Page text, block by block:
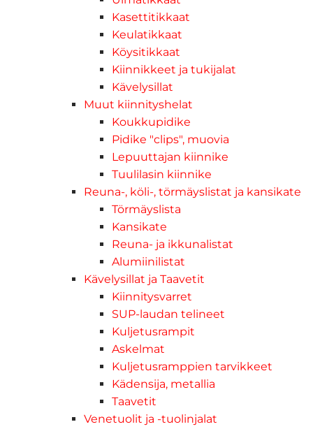
Kasettitikkaat
Keulatikkaat
Köysitikkaat
Kiinnikkeet ja tukijalat
Kävelysillat
Muut kiinnityshelat
Koukkupidike
Pidike "clips", muovia
Lepuuttajan kiinnike
Tuulilasin kiinnike
Reuna-, köli-, törmäyslistat ja kansikate
Törmäyslista
Kansikate
Reuna- ja ikkunalistat
Alumiinilistat
Kävelysillat ja Taavetit
Kiinnitysvarret
SUP-laudan telineet
Kuljetusrampit
Askelmat
Kuljetusramppien tarvikkeet
Kädensija, metallia
Taavetit
Venetuolit ja -tuolinjalat